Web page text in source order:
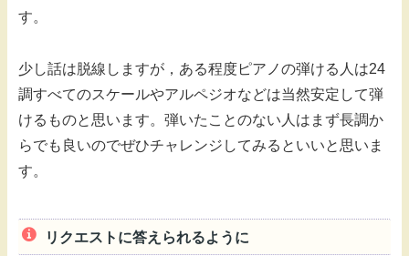
す。
少し話は脱線しますが，ある程度ピアノの弾ける人は24
調すべてのスケールやアルペジオなどは当然安定して弾
けるものと思います。弾いたことのない人はまず長調か
らでも良いのでぜひチャレンジしてみるといいと思いま
す。
リクエストに答えられるように